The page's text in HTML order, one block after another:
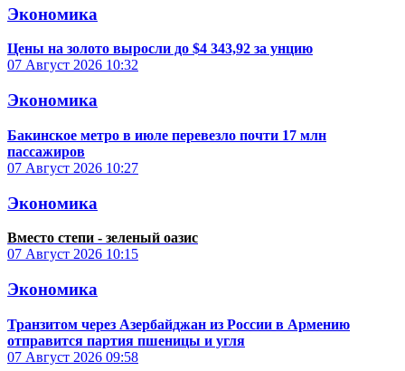
Экономика
Цены на золото выросли до $4 343,92 за унцию
07 Август 2026 10:32
Экономика
Бакинское метро в июле перевезло почти 17 млн
пассажиров
07 Август 2026 10:27
Экономика
Вместо степи - зеленый оазис
07 Август 2026 10:15
Экономика
Транзитом через Азербайджан из России в Армению
отправится партия пшеницы и угля
07 Август 2026 09:58